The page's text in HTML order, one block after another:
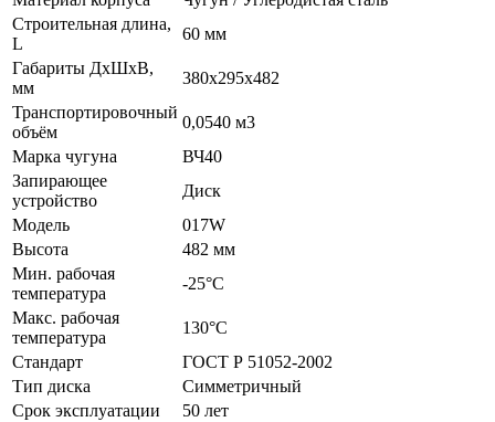
Строительная длина,
L
60 мм
Габариты ДхШхВ,
мм
380х295х482
Транспортировочный
объём
0,0540 м3
Марка чугуна
ВЧ40
Запирающее
устройство
Диск
Модель
017W
Высота
482 мм
Мин. рабочая
температура
-25°C
Макс. рабочая
температура
130°C
Стандарт
ГОСТ Р 51052-2002
Тип диска
Симметричный
Срок эксплуатации
50 лет